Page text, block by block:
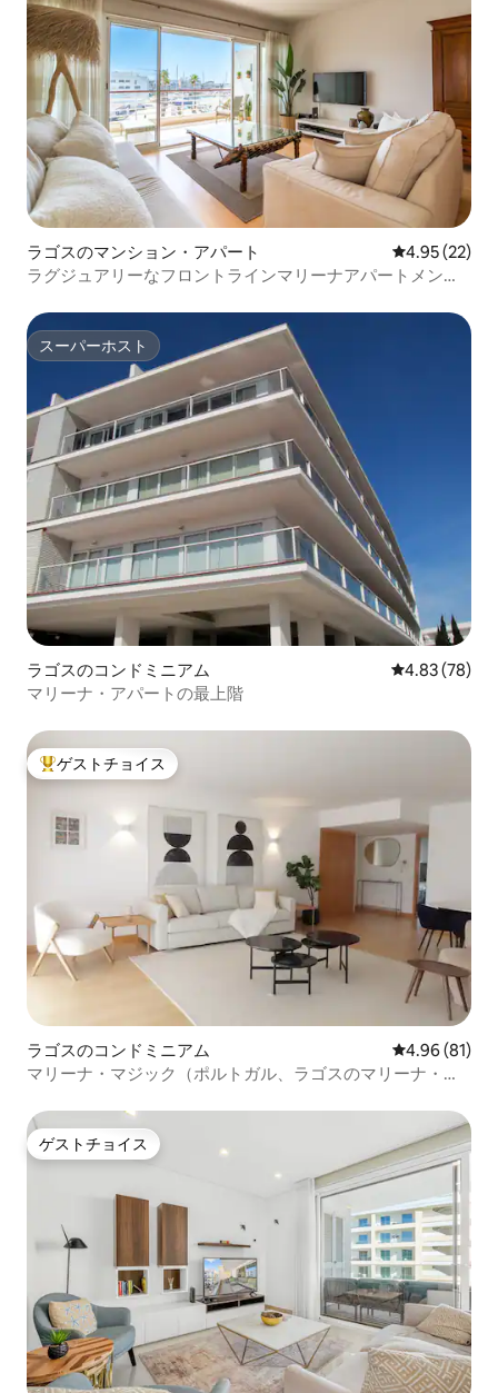
ラゴスのマンション・アパート レビュー22
4.95 (22)
ラグジュアリーなフロントラインマリーナアパートメント -
スーパーホスト
スーパーホスト
ラゴスのコンドミニアム レビュー78
4.83 (78)
マリーナ・アパートの最上階
大好評のゲストチョイスです。
ゲストチョイス
ラゴスのコンドミニアム レビュー81
4.96 (81)
マリーナ・マジック（ポルトガル、ラゴスのマリーナ・
ゲストチョイス
ゲストチョイス